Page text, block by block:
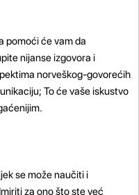
pomoći će vam da
nijanse izgovora i
norveškog-govorećih
To će vaše iskustvo
se može naučiti i
za ono što ste već